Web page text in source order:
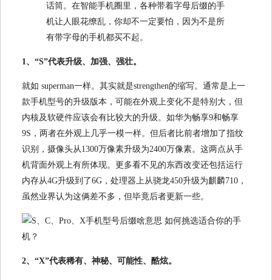
话筒。在智能手机圈里，各种带着字母后缀的手
机让人眼花缭乱，你却不一定要怕，因为不是所
有带字母的手机都买不起。
1、“S”代表升级、加强、强壮。
就如 superman一样。其实就是strengthen的缩写。通常是上一
款手机型号的升级版本，可能在外观上变化不是特别大，但
内核及软硬件应该会有比较大的升级。如华为畅享9和畅享
9S，两者在外观上几乎一模一样。但后者比前者增加了指纹
识别，摄像头从1300万像素升级为2400万像素。这两点从手
机背面外观上有所体现。更多看不见的东西改变还包括运行
内存从4G升级到了6G，处理器上从骁龙450升级为麒麟710，
虽然业界认为这俩差不多，但毕竟后者更新一些。
2、“X”代表稀有、神秘、可能性、酷炫。